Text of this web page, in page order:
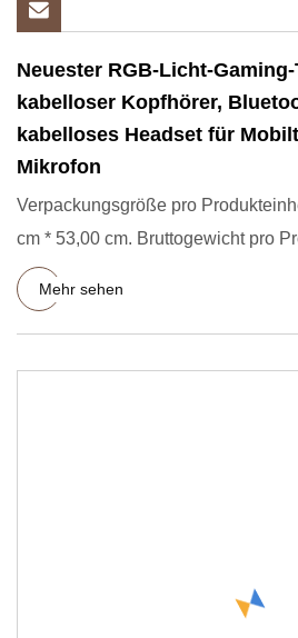
Neuester RGB-Licht-
kabelloser Kopfhörer,
kabelloses Headset für
Mikrofon
Verpackungsgröße pro
cm * 53,00 cm. Bruttogewicht pro
Neu ei
Mehr sehen